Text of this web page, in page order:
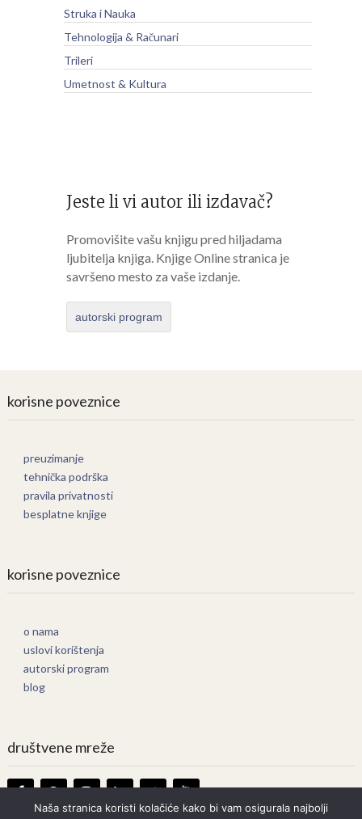
Struka i Nauka
Tehnologija & Računari
Trileri
Umetnost & Kultura
Jeste li vi autor ili izdavač?
Promovišite vašu knjigu pred hiljadama
ljubitelja knjiga. Knjige Online stranica je
savršeno mesto za vaše izdanje.
autorski program
korisne poveznice
preuzimanje
tehnička podrška
pravila privatnosti
besplatne knjige
korisne poveznice
o nama
uslovi korištenja
autorski program
blog
društvene mreže
Naša stranica koristi kolačiće kako bi vam osigurala najbolji